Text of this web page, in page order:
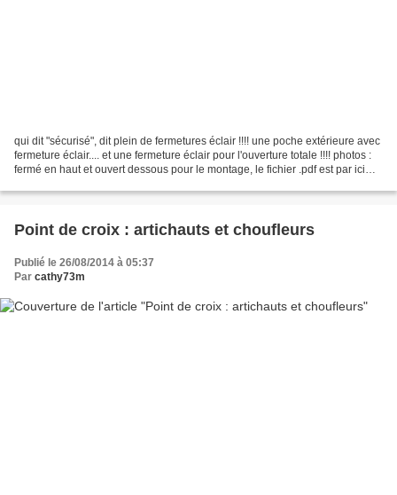
qui dit "sécurisé", dit plein de fermetures éclair !!!! une poche extérieure avec
fermeture éclair.... et une fermeture éclair pour l'ouverture totale !!!! photos :
fermé en haut et ouvert dessous pour le montage, le fichier .pdf est par ici
Point de croix : artichauts et choufleurs
Publié le 26/08/2014 à 05:37
Par cathy73m